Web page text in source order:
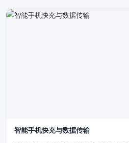
智能手机快充与数据传输